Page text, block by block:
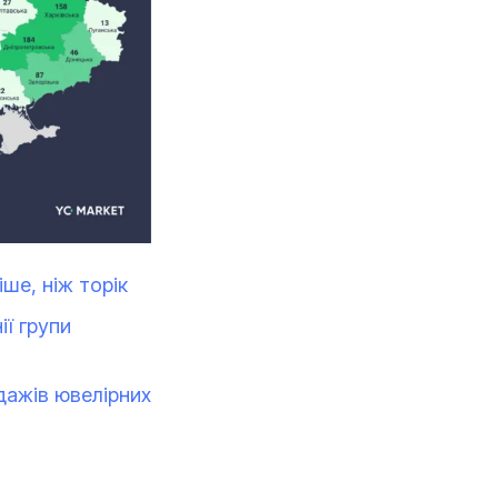
ніж торік
групи
ювелірних